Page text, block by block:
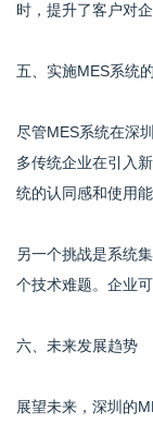
时，提升了客户对
五、实施MES系统
尽管MES系统在深
多传统企业在引入
统的认同感和使用能
另一个挑战是系统
个技术难题。企业
六、未来发展趋势
展望未来，深圳的